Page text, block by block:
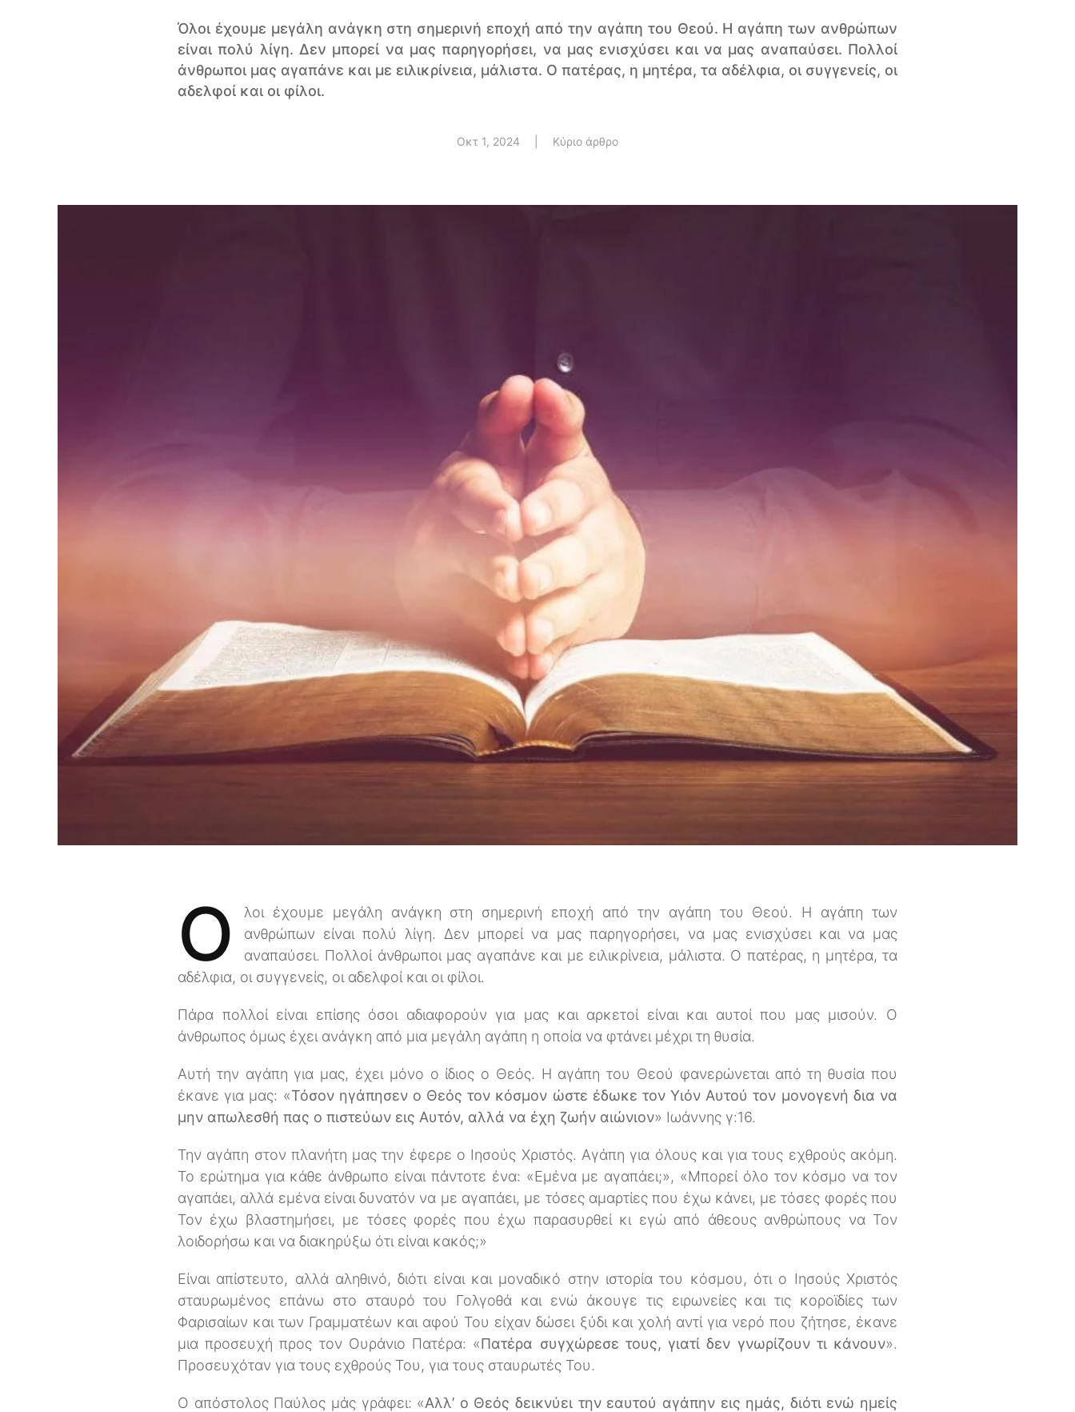
Όλοι έχουμε μεγάλη ανάγκη στη σημερινή εποχή από την αγάπη του Θεού. Η αγάπη των ανθρώπων
είναι πολύ λίγη. Δεν μπορεί να μας παρηγορήσει, να μας ενισχύσει και να μας αναπαύσει. Πολλοί
άνθρωποι μας αγαπάνε και με ειλικρίνεια, μάλιστα. Ο πατέρας, η μητέρα, τα αδέλφια, οι συγγενείς, οι
αδελφοί και οι φίλοι.
Οκτ 1, 2024 Κύριο άρθρο
Ό
λοι έχουμε μεγάλη ανάγκη στη σημερινή εποχή από την αγάπη του Θεού. Η αγάπη των
ανθρώπων είναι πολύ λίγη. Δεν μπορεί να μας παρηγορήσει, να μας ενισχύσει και να μας
αναπαύσει. Πολλοί άνθρωποι μας αγαπάνε και με ειλικρίνεια, μάλιστα. Ο πατέρας, η μητέρα, τα
αδέλφια, οι συγγενείς, οι αδελφοί και οι φίλοι.
Πάρα πολλοί είναι επίσης όσοι αδιαφορούν για μας και αρκετοί είναι και αυτοί που μας μισούν. Ο
άνθρωπος όμως έχει ανάγκη από μια μεγάλη αγάπη η οποία να φτάνει μέχρι τη θυσία.
Αυτή την αγάπη για μας, έχει μόνο ο ίδιος ο Θεός. Η αγάπη του Θεού φανερώνεται από τη θυσία που
έκανε για μας: «Τόσον ηγάπησεν ο Θεός τον κόσμον ώστε έδωκε τον Υιόν Αυτού τον μονογενή δια να
μην απωλεσθή πας ο πιστεύων εις Αυτόν, αλλά να έχη ζωήν αιώνιον» Ιωάννης γ:16.
Την αγάπη στον πλανήτη μας την έφερε ο Ιησούς Χριστός. Αγάπη για όλους και για τους εχθρούς ακόμη.
Το ερώτημα για κάθε άνθρωπο είναι πάντοτε ένα: «Εμένα με αγαπάει;», «Μπορεί όλο τον κόσμο να τον
αγαπάει, αλλά εμένα είναι δυνατόν να με αγαπάει, με τόσες αμαρτίες που έχω κάνει, με τόσες φορές που
Τον έχω βλαστημήσει, με τόσες φορές που έχω παρασυρθεί κι εγώ από άθεους ανθρώπους να Τον
λοιδορήσω και να διακηρύξω ότι είναι κακός;»
Είναι απίστευτο, αλλά αληθινό, διότι είναι και μοναδικό στην ιστορία του κόσμου, ότι ο Ιησούς Χριστός
σταυρωμένος επάνω στο σταυρό του Γολγοθά και ενώ άκουγε τις ειρωνείες και τις κοροϊδίες των
Φαρισαίων και των Γραμματέων και αφού Του είχαν δώσει ξύδι και χολή αντί για νερό που ζήτησε, έκανε
μια προσευχή προς τον Ουράνιο Πατέρα: «Πατέρα συγχώρεσε τους, γιατί δεν γνωρίζουν τι κάνουν».
Προσευχόταν για τους εχθρούς Του, για τους σταυρωτές Του.
Ο απόστολος Παύλος μάς γράφει: «Αλλ’ ο Θεός δεικνύει την εαυτού αγάπην εις ημάς, διότι ενώ ημείς